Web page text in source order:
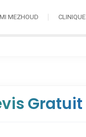
MEZHOUD CLINIQUE
Gratuit